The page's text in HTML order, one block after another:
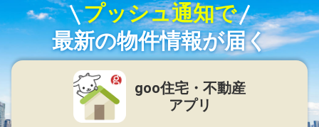
プッシュ通知で
最新の物件情報が届く
goo住宅・不動産
アプリ